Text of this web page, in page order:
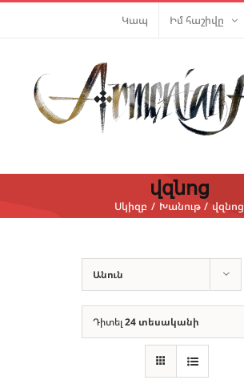
Կապ Իմ հաշիվը
վզնոց
Սկիզբ Խանութ վզնոց
Անուն
Դիտել24 տեսականի